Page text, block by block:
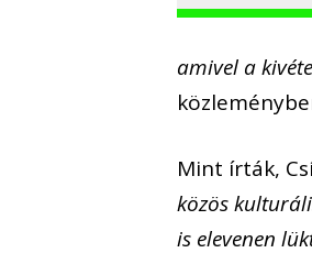
amivel a
Mint írták,
közös
is elevenen